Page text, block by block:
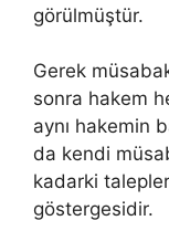
görülmüştür.
Gerek
sonra hakem
aynı hakemin
da kendi
kadarki
göstergesidir.